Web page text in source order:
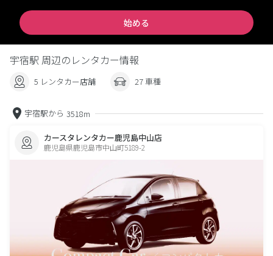
始める
宇宿駅 周辺のレンタカー情報
5 レンタカー店舗 27 車種
宇宿駅から 3518m
カースタレンタカー鹿児島中山店
鹿児島県鹿児島市中山町5189-2